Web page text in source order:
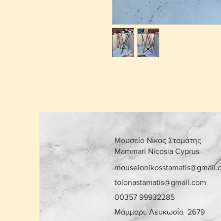
Μουσείο Νίκος Σταμάτης
Mammari Nicosia Cyprus
tolonastamatis@gmail.com
00357 99932285
Μάμμαρι, Λευκωσία 2679